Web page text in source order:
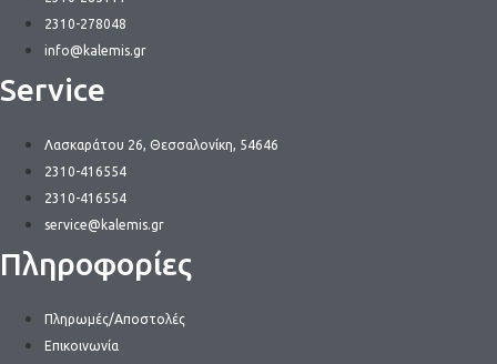
2310-278048
info@kalemis.gr
Service
Λασκαράτου 26, Θεσσαλονίκη, 54646
2310-416554
2310-416554
service@kalemis.gr
Πληροφορίες
Πληρωμές/Αποστολές
Επικοινωνία